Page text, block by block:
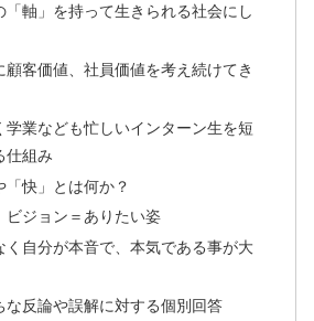
「軸」を持って生きられる社会にし
顧客価値、社員価値を考え続けてき
学業なども忙しいインターン生を短
仕組み
「快」とは何か？
ビジョン＝ありたい姿
く自分が本音で、本気である事が大
な反論や誤解に対する個別回答